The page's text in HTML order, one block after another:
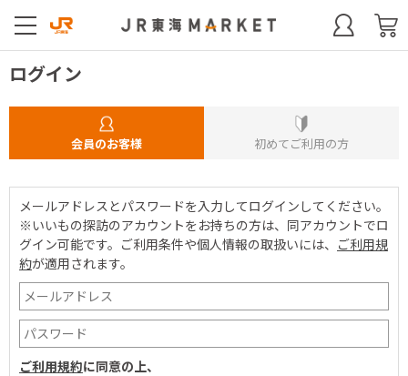
ログイン
会員のお客様 初めてご利用の方
メールアドレスとパスワードを入力してログインしてください。
※いいもの探訪のアカウントをお持ちの方は、同アカウントでロ
グイン可能です。 ご利用条件や個人情報の取扱いには、 ご利用規
約が適用されます。
ご利用規約に同意の上、